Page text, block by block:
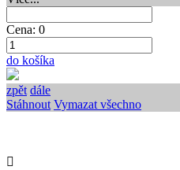
Cena: 0
do košíka
zpět dále
Stáhnout Vymazat všechno
